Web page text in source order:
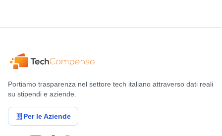
Portiamo trasparenza nel settore tech italiano attraverso dati reali
su stipendi e aziende.
Per le Aziende